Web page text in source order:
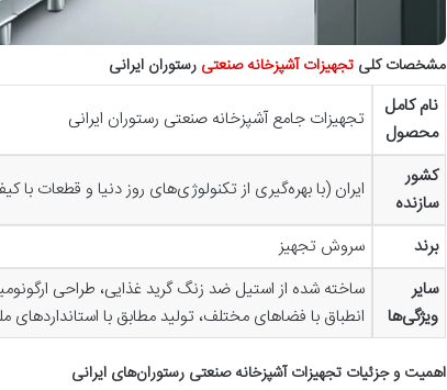
مشخصات کلیتجهیزات آشپزخانه صنعتیرستوران ایرانی
نام کامل
محصول
تجهیزات جامع آشپزخانه صنعتی رستوران ایرانی
کشور
سازنده
ایران (با بهره‌گیری از تکنولوژی‌های روز دنیا و قطعات با
برند
سروش تجهیز
سایر
ویژگی‌ها
ساخته شده از استیل ضد زنگ گرید غذایی، طراحی
انطباق با فضاهای مختلف، تولید مطابق با استانداردهای
اهمیت و جزئیات تجهیزات آشپزخانه صنعتی رستوران‌های ایرانی